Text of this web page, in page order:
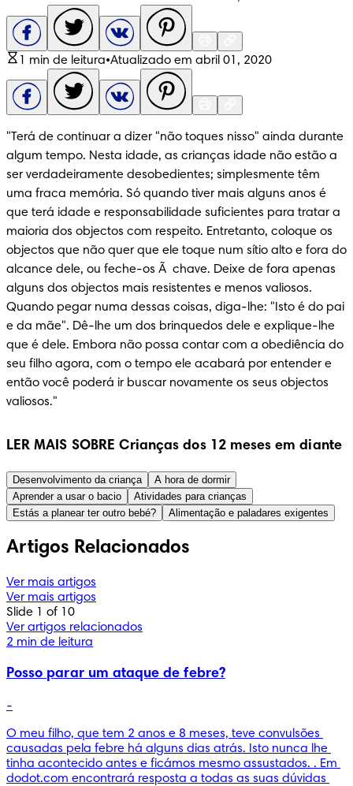
1 min de leitura•Atualizado em abril 01, 2020
"Terá de continuar a dizer "não toques nisso" ainda durante
algum tempo. Nesta idade, as crianças idade não estão a
ser verdadeiramente desobedientes; simplesmente têm
uma fraca memória. Só quando tiver mais alguns anos é
que terá idade e responsabilidade suficientes para tratar a
maioria dos objectos com respeito. Entretanto, coloque os
objectos que não quer que ele toque num sítio alto e fora do
alcance dele, ou feche-os Ã  chave. Deixe de fora apenas
alguns dos objectos mais resistentes e menos valiosos.
Quando pegar numa dessas coisas, diga-lhe: "Isto é do pai
e da mãe". Dê-lhe um dos brinquedos dele e explique-lhe
que é dele. Embora não possa contar com a obediência do
seu filho agora, com o tempo ele acabará por entender e
então você poderá ir buscar novamente os seus objectos
valiosos."
LER MAIS SOBRE Crianças dos 12 meses em diante
Desenvolvimento da criança
A hora de dormir
Aprender a usar o bacio
Atividades para crianças
Estás a planear ter outro bebé?
Alimentação e paladares exigentes
Artigos Relacionados
Ver mais artigos
Ver mais artigos
Slide 1 of 10
Ver artigos relacionados
2 min de leitura
Posso parar um ataque de febre?
-
O meu filho, que tem 2 anos e 8 meses, teve convulsões
causadas pela febre há alguns dias atrás. Isto nunca lhe
tinha acontecido antes e ficámos mesmo assustados. . Em
dodot.com encontrará resposta a todas as suas dúvidas